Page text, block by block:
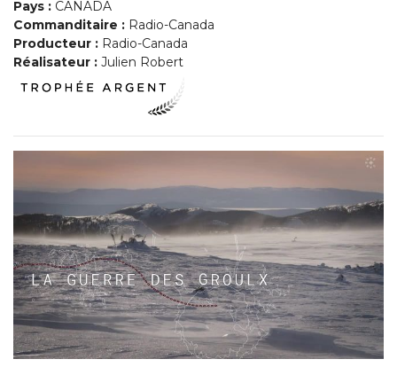
Pays : CANADA
Commanditaire : Radio-Canada
Producteur : Radio-Canada
Réalisateur : Julien Robert